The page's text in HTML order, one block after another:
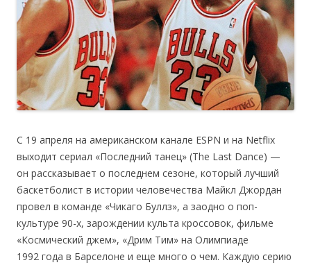
С 19 апреля на американском канале ESPN и на Netflix
выходит сериал «Последний танец» (The Last Dance) —
он рассказывает о последнем сезоне, который лучший
баскетболист в истории человечества Майкл Джордан
провел в команде «Чикаго Буллз», а заодно о поп-
культуре 90-х, зарождении культа кроссовок, фильме
«Космический джем», «Дрим Тим» на Олимпиаде
1992 года в Барселоне и еще много о чем. Каждую серию